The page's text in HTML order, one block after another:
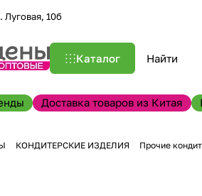
Луговая, 10б
Каталог
Доставка товаров из Китая
КОНДИТЕРСКИЕ ИЗДЕЛИЯ Прочие